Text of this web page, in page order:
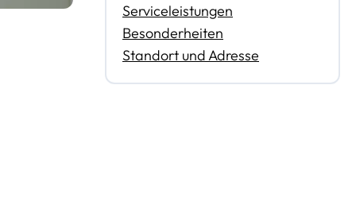
Serviceleistungen
Besonderheiten
Standort und Adresse